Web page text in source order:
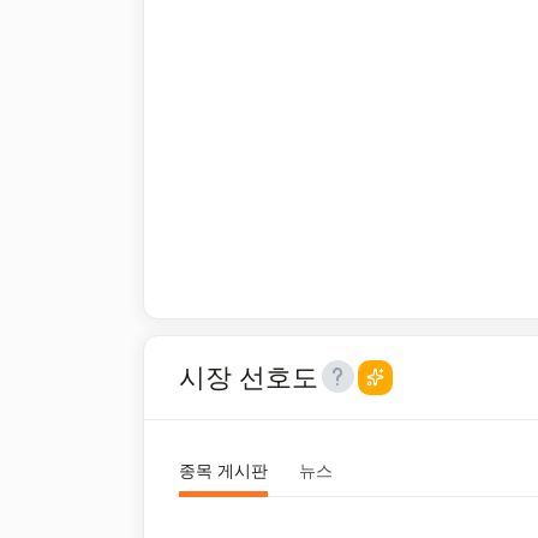
시장 선호도
종목 게시판 뉴스